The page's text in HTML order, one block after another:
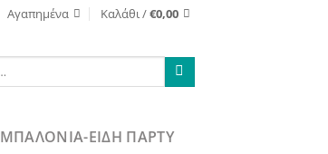
Αγαπημένα Καλάθι /€0,00
ΜΠΑΛΟΝΙΑ-ΕΙΔΗ ΠΑΡΤΥ